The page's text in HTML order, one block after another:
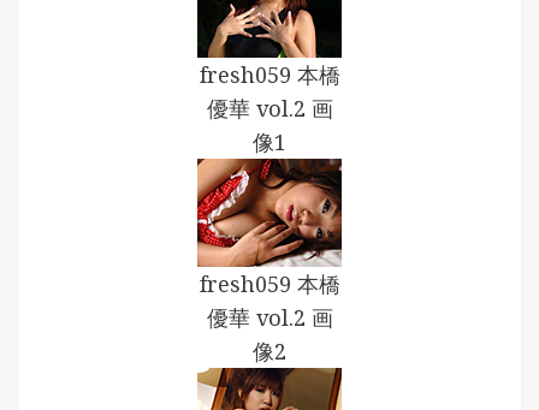
fresh059 本橋
優華 vol.2 画
像1
fresh059 本橋
優華 vol.2 画
像2